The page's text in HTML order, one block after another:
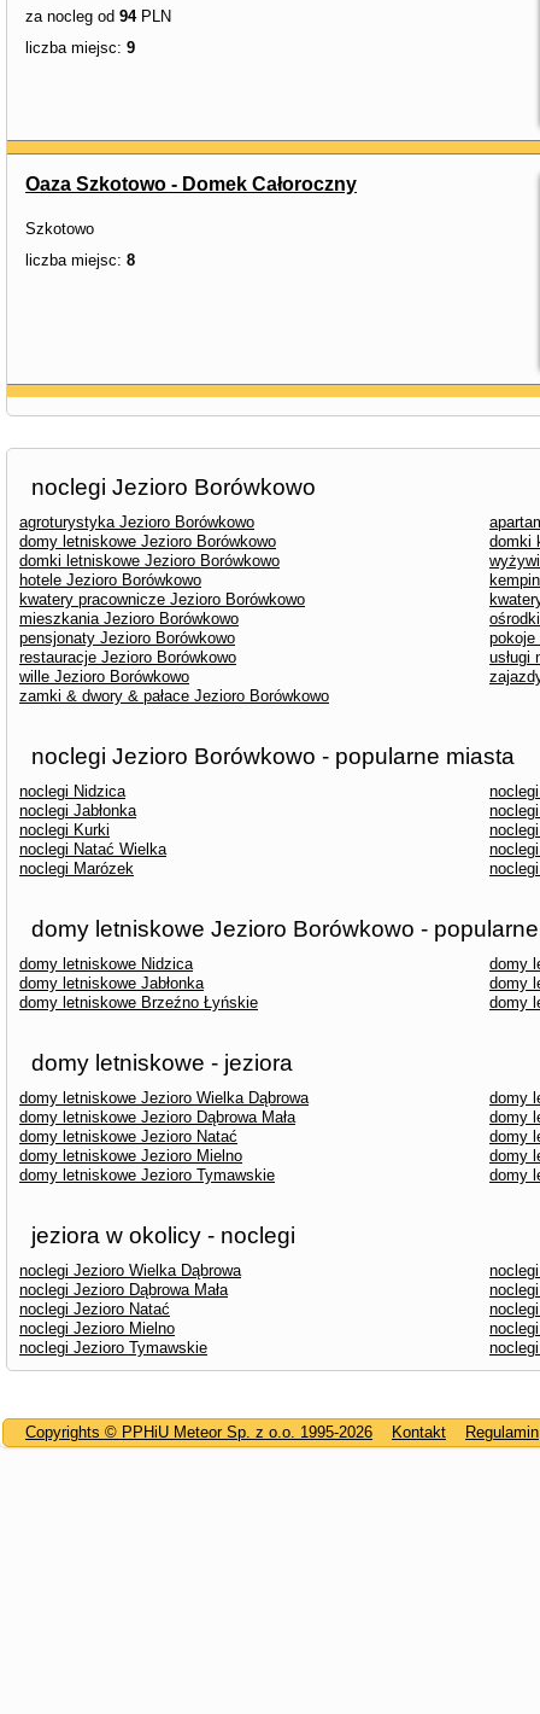
za nocleg od 94PLN
liczba miejsc: 9
Oaza Szkotowo - Domek Całoroczny
Szkotowo
liczba miejsc: 8
noclegi Jezioro Borówkowo
agroturystyka Jezioro Borówkowo
domy letniskowe Jezioro Borówkowo
domki
domki letniskowe Jezioro Borówkowo
hotele Jezioro Borówkowo
kwatery pracownicze Jezioro Borówkowo
mieszkania Jezioro Borówkowo
pensjonaty Jezioro Borówkowo
pokoje
restauracje Jezioro Borówkowo
usługi
wille Jezioro Borówkowo
zamki & dwory & pałace Jezioro Borówkowo
noclegi Jezioro Borówkowo - popularne miasta
noclegi Nidzica
noclegi Jabłonka
noclegi Kurki
noclegi Natać Wielka
noclegi Marózek
domy letniskowe Jezioro Borówkowo -
domy letniskowe Nidzica
domy
domy letniskowe Jabłonka
domy
domy letniskowe Brzeźno Łyńskie
domy
domy letniskowe - jeziora
domy letniskowe Jezioro Wielka Dąbrowa
domy
domy letniskowe Jezioro Dąbrowa Mała
domy
domy letniskowe Jezioro Natać
domy
domy letniskowe Jezioro Mielno
domy
domy letniskowe Jezioro Tymawskie
domy
jeziora w okolicy - noclegi
noclegi Jezioro Wielka Dąbrowa
noclegi Jezioro Dąbrowa Mała
noclegi Jezioro Natać
noclegi Jezioro Mielno
noclegi Jezioro Tymawskie
Copyrights © PPHiU Meteor Sp. z o.o. 1995-2026 Kontakt Regulamin